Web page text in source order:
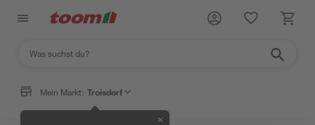
Mein Markt: Troisdorf
✕